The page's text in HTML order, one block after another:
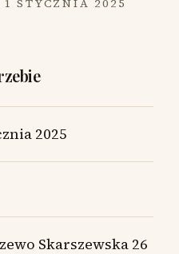
STYCZNIA 2025
2025
Skarszewska 26